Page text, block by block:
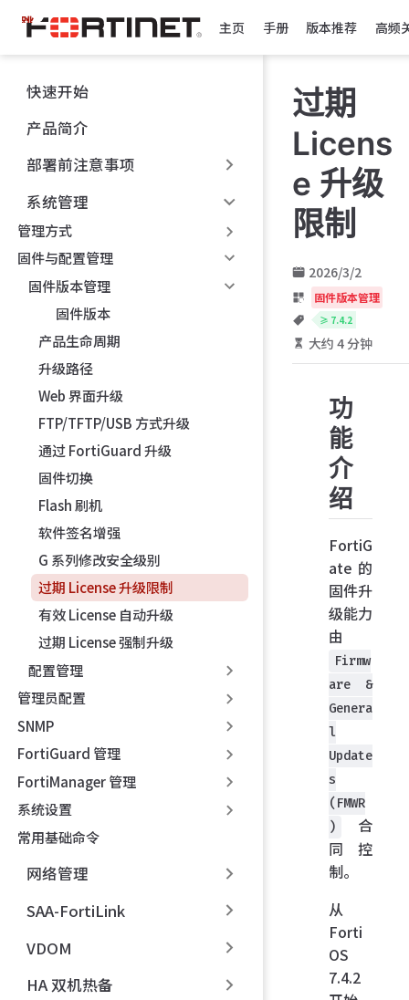
跳
至
主
內
容
主页 手册 版本推荐 高频
快速开始
产品简介
部署前注意事项
系统管理
管理方式
固件与配置管理
固件版本管理
固件版本
产品生命周期
升级路径
Web 界面升级
FTP/TFTP/USB 方式升级
通过 FortiGuard 升级
固件切换
Flash 刷机
软件签名增强
G 系列修改安全级别
过期 License 升级限制
有效 License 自动升级
过期 License 强制升级
配置管理
管理员配置
SNMP
FortiGuard 管理
FortiManager 管理
系统设置
常用基础命令
网络管理
SAA-FortiLink
VDOM
HA 双机热备
过期
Licens
e 升级
限制
2026/3/2
固件版本管理
≥ 7.4.2
大约 4 分钟
功
能
介
绍
FortiG
ate 的
固件升
级能力
由
Firmw
are &
Genera
l
Update
s
(FMWR
)
合
同控
制。
从
Forti
OS
7.4.2